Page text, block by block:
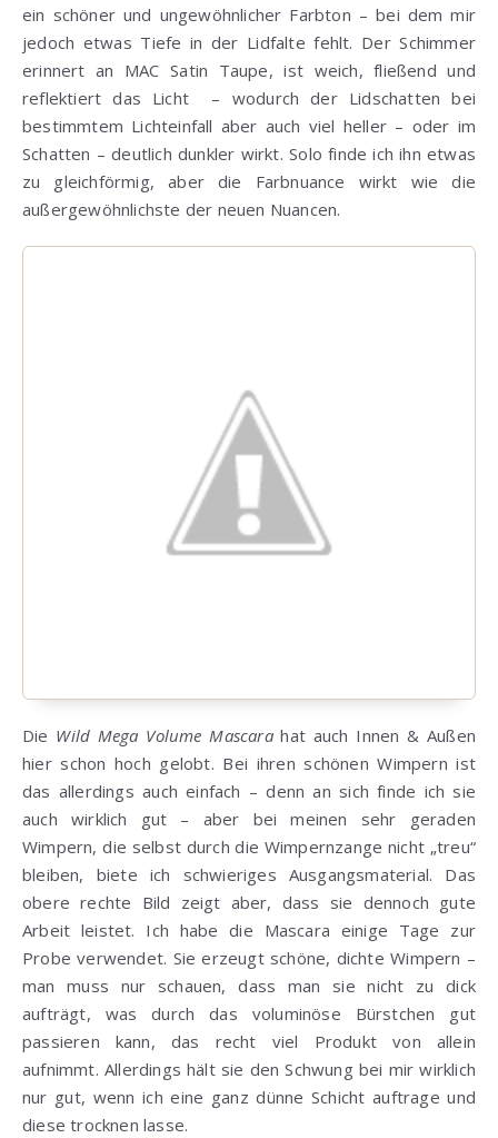
ein schöner und ungewöhnlicher Farbton – bei dem mir
jedoch etwas Tiefe in der Lidfalte fehlt. Der Schimmer
erinnert an MAC Satin Taupe, ist weich, fließend und
reflektiert das Licht – wodurch der Lidschatten bei
bestimmtem Lichteinfall aber auch viel heller – oder im
Schatten – deutlich dunkler wirkt. Solo finde ich ihn etwas
zu gleichförmig, aber die Farbnuance wirkt wie die
außergewöhnlichste der neuen Nuancen.
Die Wild Mega Volume Mascarahat auch Innen & Außen
hier schon hoch gelobt. Bei ihren schönen Wimpern ist
das allerdings auch einfach – denn an sich finde ich sie
auch wirklich gut – aber bei meinen sehr geraden
Wimpern, die selbst durch die Wimpernzange nicht „treu“
bleiben, biete ich schwieriges Ausgangsmaterial. Das
obere rechte Bild zeigt aber, dass sie dennoch gute
Arbeit leistet. Ich habe die Mascara einige Tage zur
Probe verwendet. Sie erzeugt schöne, dichte Wimpern –
man muss nur schauen, dass man sie nicht zu dick
aufträgt, was durch das voluminöse Bürstchen gut
passieren kann, das recht viel Produkt von allein
aufnimmt. Allerdings hält sie den Schwung bei mir wirklich
nur gut, wenn ich eine ganz dünne Schicht auftrage und
diese trocknen lasse.